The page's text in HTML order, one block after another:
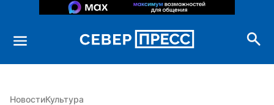
НовостиКультура